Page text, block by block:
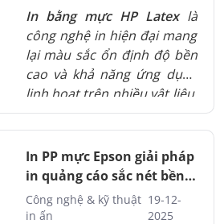
In bằng mực HP Latexlà
công nghệ in hiện đại mang
lại màu sắc ổn định độ bền
cao và khả năng ứng dụng
linh hoạt trên nhiều vật liệu.
Giải pháp này phù hợp cho
cả in trong nhà và ngoài trời
đáp ứng tốt yêu cầu thẩm
mỹ lẫn độ bền sử dụng.
In PP mực Epson giải pháp
in quảng cáo sắc nét bền
màu
Công nghệ & kỹ thuật
in ấn
19-12-
2025